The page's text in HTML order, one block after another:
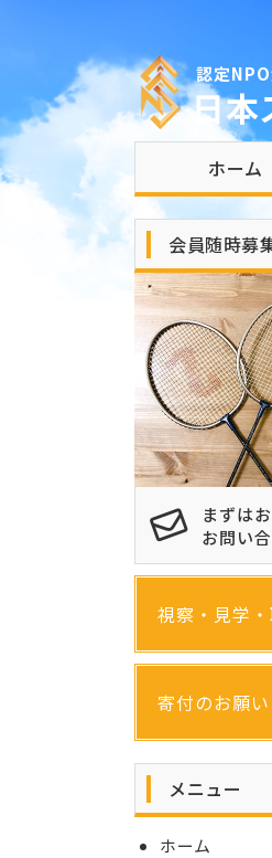
認定
日本
ホーム
会員随時募
まずは
お問い
視察・見学
寄付のお願い
メニュー
ホーム